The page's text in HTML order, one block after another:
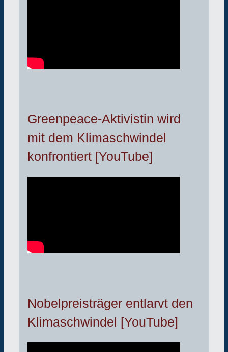
Greenpeace-Aktivistin wird
mit dem Klimaschwindel
konfrontiert [YouTube]
Nobelpreisträger entlarvt den
Klimaschwindel [YouTube]